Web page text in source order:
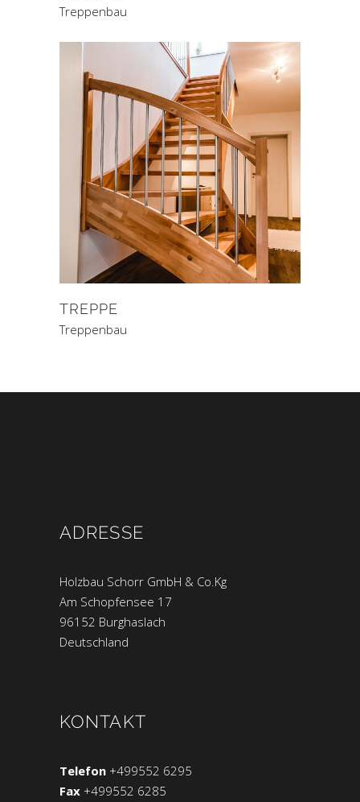
Treppenbau
TREPPE
Treppenbau
ADRESSE
Holzbau Schorr GmbH & Co.Kg
Am Schopfensee 17
96152 Burghaslach
Deutschland
KONTAKT
Telefon +499552 6295
Fax +499552 6285